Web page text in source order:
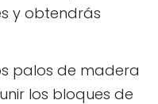
y obtendrás
palos de madera
los bloques de